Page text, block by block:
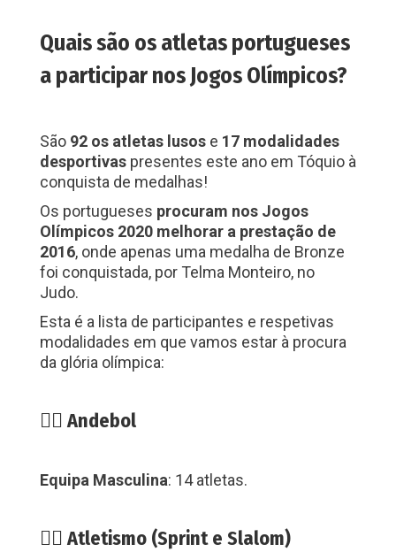
Quais são os atletas portugueses
a participar nos Jogos Olímpicos?
São 92 os atletas lusose 17 modalidades
desportivaspresentes este ano em Tóquio à
conquista de medalhas!
Os portugueses procuram nos Jogos
Olímpicos 2020 melhorar a prestação de
2016, onde apenas uma medalha de Bronze
foi conquistada, por Telma Monteiro, no
Judo.
Esta é a lista de participantes e respetivas
modalidades em que vamos estar à procura
da glória olímpica:
🤾‍♂️ Andebol
Equipa Masculina: 14 atletas.
🏃‍♂️ Atletismo (Sprint e Slalom)